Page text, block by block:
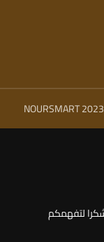
لتفهمكم